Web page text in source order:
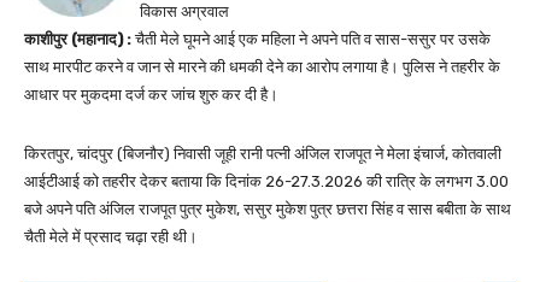
विकास अग्रवाल
काशीपुर (महानाद) :चैती मेले घूमने आई एक महिला ने अपने पति व सास-ससुर पर उसके
साथ मारपीट करने व जान से मारने की धमकी देने का आरोप लगाया है। पुलिस ने तहरीर के
आधार पर मुकदमा दर्ज कर जांच शुरु कर दी है।
किरतपुर, चांदपुर (बिजनौर) निवासी जूही रानी पत्नी अंजिल राजपूत ने मेला इंचार्ज, कोतवाली
आईटीआई को तहरीर देकर बताया कि दिनांक 26-27.3.2026 की रात्रि के लगभग 3.00
बजे अपने पति अंजिल राजपूत पुत्र मुकेश, ससुर मुकेश पुत्र छत्तरा सिंह व सास बबीता के साथ
चैती मेले में प्रसाद चढ़ा रही थी।